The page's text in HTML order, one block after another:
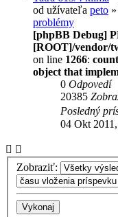
od užívateľa peto
problémy
[phpBB Debug]
[ROOT]/vendor/
on line 1266:
object that
0 Odpovedí
20385
Posledný
04 Okt
Zobraziť: